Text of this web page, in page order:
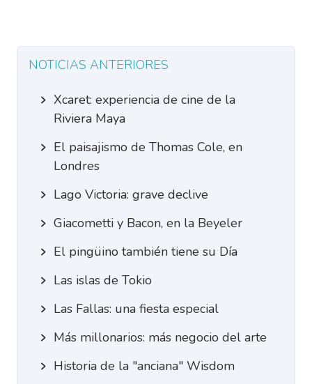
NOTICIAS ANTERIORES
Xcaret: experiencia de cine de la
Riviera Maya
El paisajismo de Thomas Cole, en
Londres
Lago Victoria: grave declive
Giacometti y Bacon, en la Beyeler
El pingüino también tiene su Día
Las islas de Tokio
Las Fallas: una fiesta especial
Más millonarios: más negocio del arte
Historia de la "anciana" Wisdom